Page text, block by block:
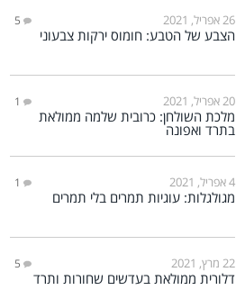
26 אפריל, 2021 5
הצבע של הטבע: חומוס ירקות צבעוני
20 אפריל, 2021 1
מלכת השולחן: כרובית שלמה ממולאת
בתרד ואפונה
4 אפריל, 2021 1
מגולגלות: עוגיות תמרים בלי תמרים
22 מרץ, 2021 5
דלורית ממולאת בעדשים שחורות ותרד